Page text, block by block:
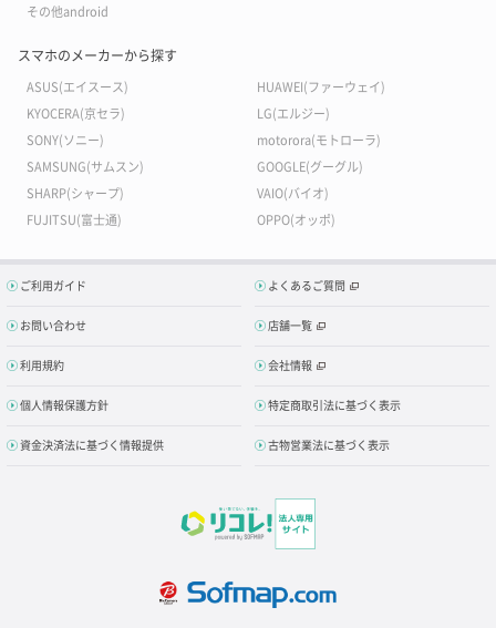
その他android
スマホのメーカーから探す
ASUS(エイスース)
HUAWEI(ファーウェイ)
KYOCERA(京セラ)
LG(エルジー)
SONY(ソニー)
motorora(モトローラ)
SAMSUNG(サムスン)
GOOGLE(グーグル)
SHARP(シャープ)
VAIO(バイオ)
FUJITSU(富士通)
OPPO(オッポ)
ご利用ガイド よくあるご質問
お問い合わせ 店舗一覧
利用規約 会社情報
個人情報保護方針 特定商取引法に基づく表示
資金決済法に基づく情報提供 古物営業法に基づく表示